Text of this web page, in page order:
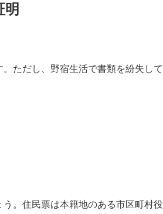
明
ただし、野宿生活で書類を紛失して
。住民票は本籍地のある市区町村役